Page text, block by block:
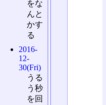
をな
んと
かす
る
2016-
12-
30(Fri)
うる
う秒
を回